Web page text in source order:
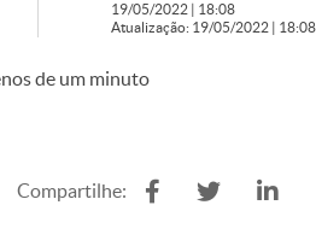
19/05/2022 | 18:08
Atualização: 19/05/2022 | 18:08
de um minuto
Compartilhe: